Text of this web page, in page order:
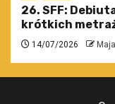
26. SFF:
krótkich
14/07/2026